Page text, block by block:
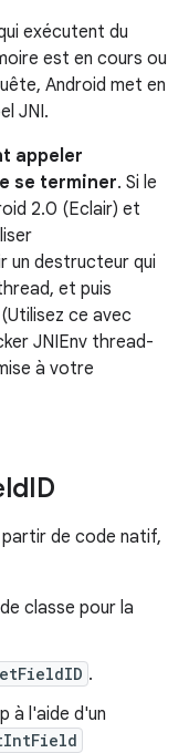
exécutent du
est en cours ou
Android met en
JNI.
appeler
se terminer. Si le
2.0 (Eclair) et
un destructeur qui
et puis
ce avec
JNIEnv thread-
à votre
ID
de code natif,
classe pour la
.
à l'aide d'un